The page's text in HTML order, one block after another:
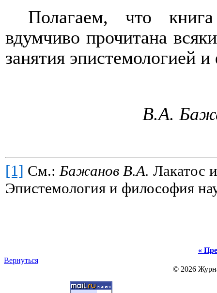
Полагаем, что
вдумчиво прочитана
занятия эпистемологией
В.А.
[1] См.: Бажанов В.А. Лакатос
Эпистемология и философия
«
Вернуться
© 2026